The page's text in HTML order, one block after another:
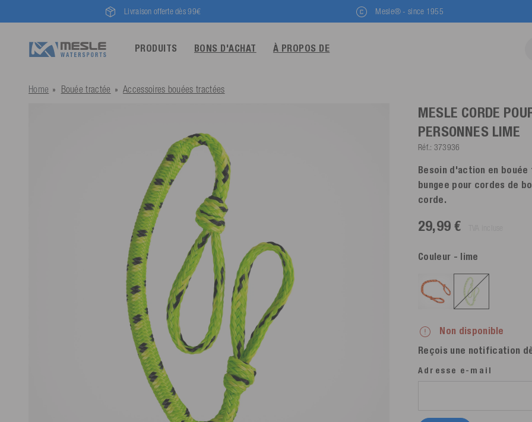
Livraison offerte dès 99€ Mesle® - since 1955
PRODUITS BONS D'ACHAT À PROPOS DE
Home Bouée tractée Accessoires bouées tractées
MESLE CORDE
PERSONNES LIME
Réf.: 373936
Besoin d'action en
bungee pour cordes de
corde.
29,99 €
Couleur - lime
Non disponible
Reçois une notification
Adresse e-mail